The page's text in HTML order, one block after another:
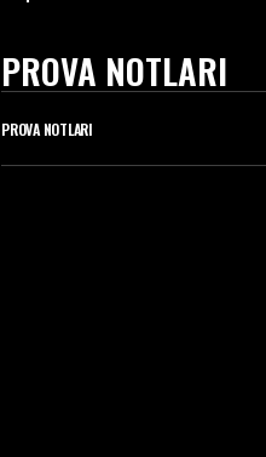
PROVA NOTLARI
PROVA NOTLARI